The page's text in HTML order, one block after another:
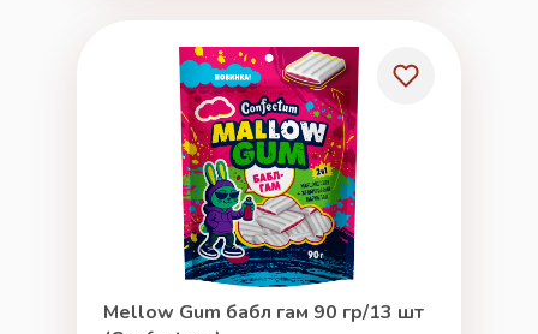
Mellow Gum бабл гам 90 гр/13 шт